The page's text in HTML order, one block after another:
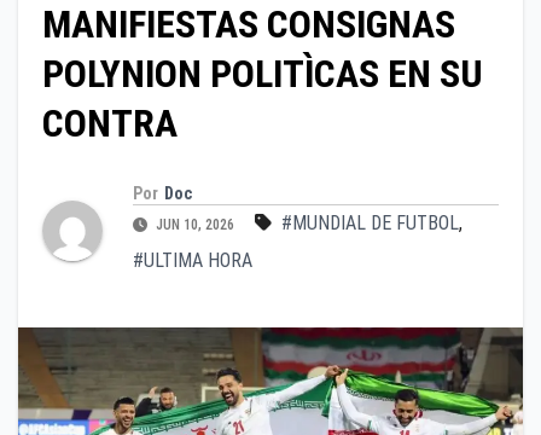
MANIFIESTAS CONSIGNAS
POLYNION POLITÌCAS EN SU
CONTRA
Por Doc
JUN 10, 2026 #MUNDIAL DE FUTBOL,
#ULTIMA HORA